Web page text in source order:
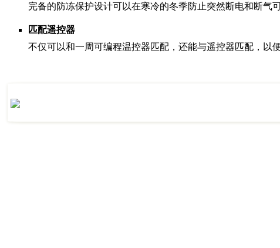
完备的防冻保护设计可以在寒冷的冬季防止突然断电和断气
匹配遥控器
不仅可以和一周可编程温控器匹配，还能与遥控器匹配，以